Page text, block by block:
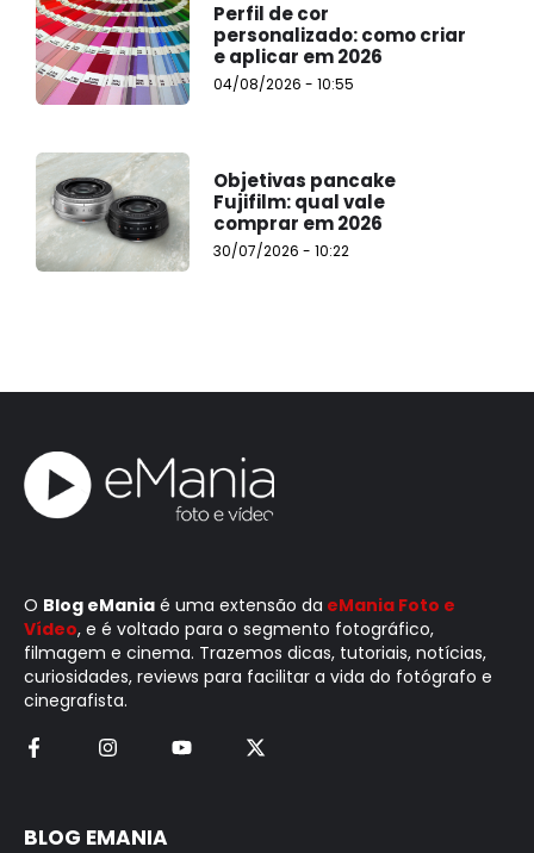
Perfil de cor
personalizado: como criar
e aplicar em 2026
04/08/2026 - 10:55
Objetivas pancake
Fujifilm: qual vale
comprar em 2026
30/07/2026 - 10:22
O Blog eMania é uma extensão da eMania Foto e
Vídeo, e é voltado para o segmento fotográfico,
filmagem e cinema. Trazemos dicas, tutoriais, notícias,
curiosidades, reviews para facilitar a vida do fotógrafo e
cinegrafista.
BLOG EMANIA